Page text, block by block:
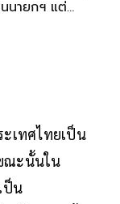
นายกฯ แต่
เทศไทยเป็น
ณะนั้นใน
ป็น